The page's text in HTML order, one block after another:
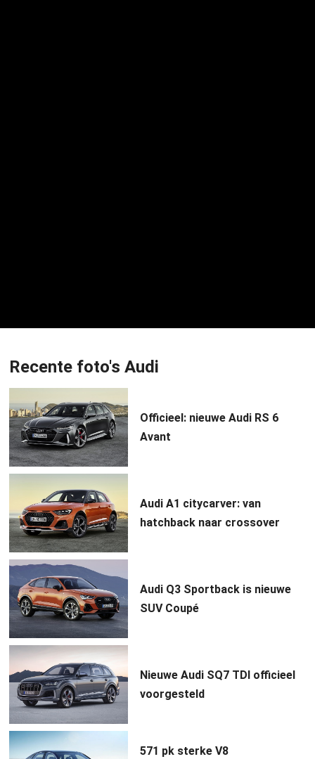
Recente foto's Audi
Officieel: nieuwe Audi RS 6
Avant
Audi A1 citycarver: van
hatchback naar crossover
Audi Q3 Sportback is nieuwe
SUV Coupé
Nieuwe Audi SQ7 TDI officieel
voorgesteld
571 pk sterke V8